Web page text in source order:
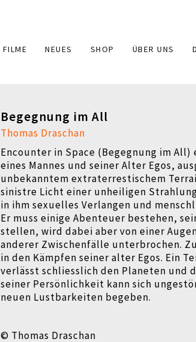
Main
FILME NEUES SHOP ÜBER UNS
Begegnung im All
Thomas Draschan
Encounter in Space (Begegnung im
eines Mannes und seiner Alter Egos,
unbekanntem extraterrestischem
sinistre Licht einer unheiligen
in ihm sexuelles Verlangen und
Er muss einige Abenteuer bestehen,
stellen, wird dabei aber von einer
anderer Zwischenfälle unterbrochen.
in den Kämpfen seiner alter Egos. Ein
verlässt schliesslich den Planeten und
seiner Persönlichkeit kann sich
neuen Lustbarkeiten begeben.
© Thomas Draschan